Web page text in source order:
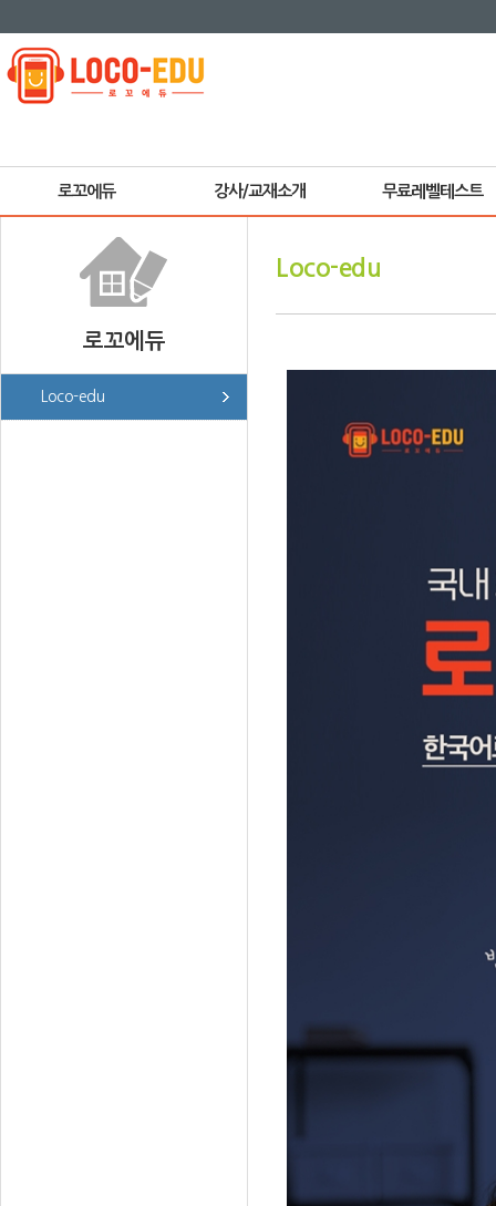
로꼬에듀 강사/교재소개 무료레벨테스트
로꼬에듀
Loco-edu
Loco-edu